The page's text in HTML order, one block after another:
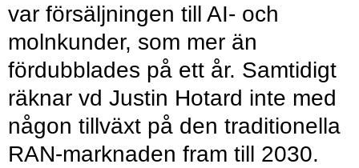
var försäljningen till AI- och
molnkunder, som mer än
fördubblades på ett år. Samtidigt
räknar vd Justin Hotard inte med
någon tillväxt på den traditionella
RAN-marknaden fram till 2030.